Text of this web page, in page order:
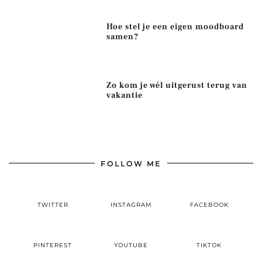
Hoe stel je een eigen moodboard
samen?
Zo kom je wél uitgerust terug van
vakantie
FOLLOW ME
TWITTER INSTAGRAM FACEBOOK
PINTEREST YOUTUBE TIKTOK